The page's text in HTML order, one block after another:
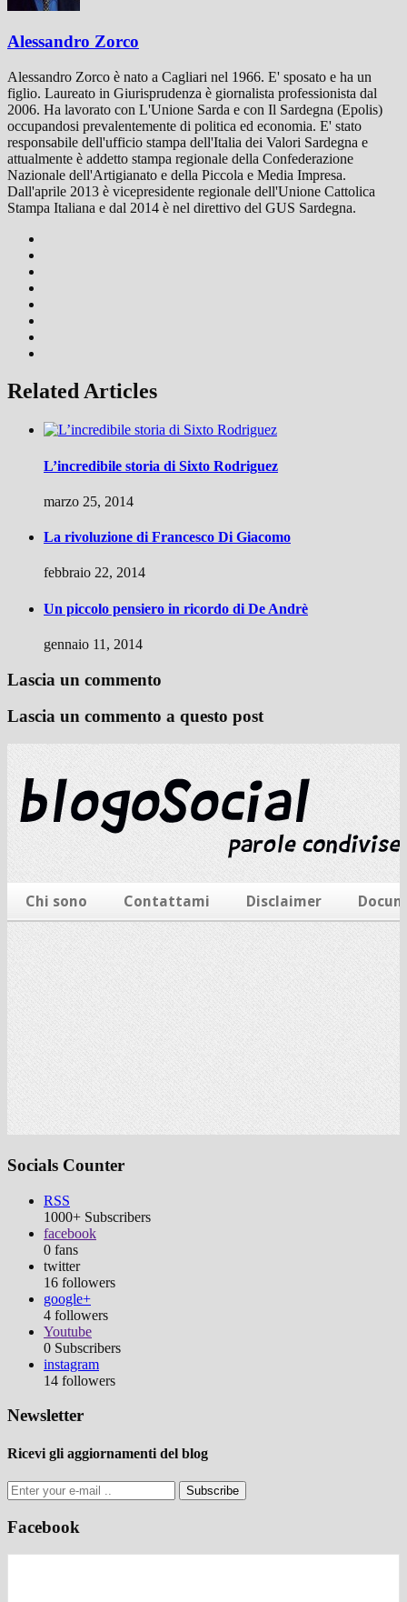
Alessandro Zorco
Alessandro Zorco è nato a Cagliari nel 1966. E' sposato e ha un
figlio. Laureato in Giurisprudenza è giornalista professionista dal
2006. Ha lavorato con L'Unione Sarda e con Il Sardegna (Epolis)
occupandosi prevalentemente di politica ed economia. E' stato
responsabile dell'ufficio stampa dell'Italia dei Valori Sardegna e
attualmente è addetto stampa regionale della Confederazione
Nazionale dell'Artigianato e della Piccola e Media Impresa.
Dall'aprile 2013 è vicepresidente regionale dell'Unione Cattolica
Stampa Italiana e dal 2014 è nel direttivo del GUS Sardegna.
Related Articles
L’incredibile storia di Sixto Rodriguez
marzo 25, 2014
La rivoluzione di Francesco Di Giacomo
febbraio 22, 2014
Un piccolo pensiero in ricordo di De Andrè
gennaio 11, 2014
Lascia un commento
Lascia un commento a questo post
Socials Counter
RSS
1000+ Subscribers
facebook
0 fans
twitter
16 followers
google+
4 followers
Youtube
0 Subscribers
instagram
14 followers
Newsletter
Ricevi gli aggiornamenti del blog
Subscribe
Facebook